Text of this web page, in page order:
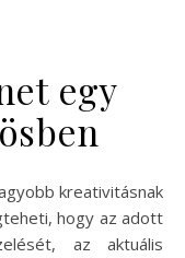
egy
hogy az adott
az aktuális